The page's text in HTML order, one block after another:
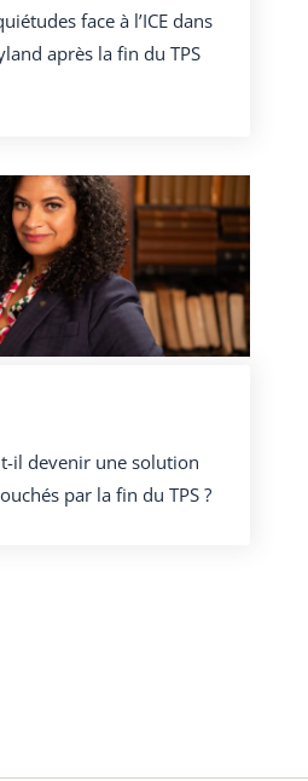
face à l’ICE dans
après la fin du TPS
il devenir une solution
par la fin du TPS ?